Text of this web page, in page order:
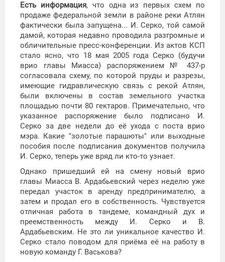
Есть информация, что одна из первых схем по
продаже федеральной земли в районе реки Атлян
фактически была запущена... И. Серко, той самой
дамой, которая недавно проводила разгромные и
обличительные пресс-конференции. Из актов КСП
стало ясно, что 18 мая 2005 года Серко (будучи
врио главы Миасса) распоряжением № 437-р
согласовала схему, по которой пруды и разрезы,
имеющие гидравлическую связь с рекой Атлян,
были включены в состав земельного участка
площадью почти 80 гектаров. Примечательно, что
указанное распоряжение было подписано И.
Серко за две недели до её ухода с поста врио
мэра. Какие "золотые парашюты" или выходные
пособия после подписания документов получила
И. Серко, теперь уже вряд ли кто-то узнает.
Однако пришедший ей на смену новый врио
главы Миасса В. Ардабьевский через неделю уже
передал участок в аренду предпринимателю, а
затем и продал его в собственность. Чувствуется
отличная работа в тандеме, командный дух и
преемственность между И. Серко и В.
Ардабьевским. Не это ли уникальное качество И.
Серко стало поводом для приёма её на работу в
новую команду Г. Васькова?